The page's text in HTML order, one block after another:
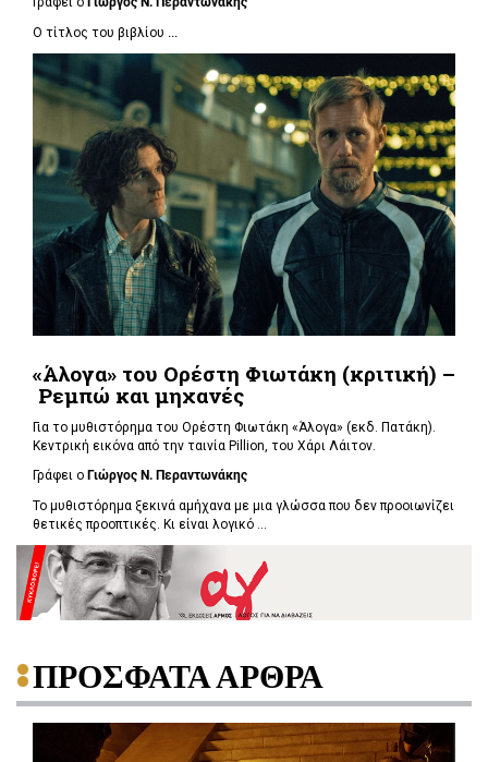
Ο τίτλος του βιβλίου ...
«Άλογα» του Ορέστη Φιωτάκη (κριτική) –
Ρεμπώ και μηχανές
Για το μυθιστόρημα του Ορέστη Φιωτάκη «Άλογα» (εκδ. Πατάκη).
Κεντρική εικόνα από την ταινία Pillion, του Χάρι Λάιτον.
Γράφει ο Γιώργος Ν. Περαντωνάκης
Το μυθιστόρημα ξεκινά αμήχανα με μια γλώσσα που δεν προοιωνίζει
θετικές προοπτικές. Κι είναι λογικό ...
ΠΡΟΣΦΑΤΑ ΑΡΘΡΑ